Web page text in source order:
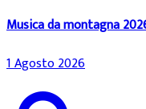
Musica da montagna
1 Agosto 2026